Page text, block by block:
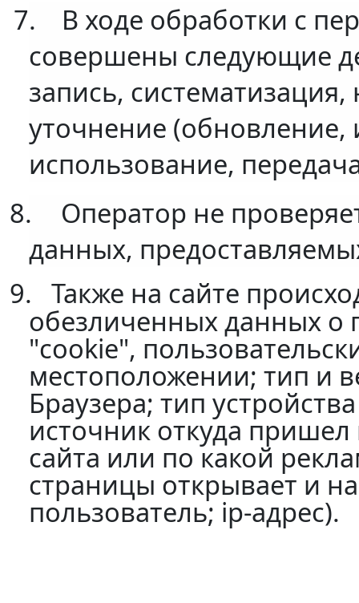
7.
В ходе обработки с
совершены следующие
запись,
уточнение
использование,
8.
Оператор не
данных,
9. Также на сайте
обезличенных данных о
"cookie",
местоположении; тип и
Браузера; тип
источник откуда пришел
сайта или по какой
страницы открывает и
пользователь; ip-адрес).